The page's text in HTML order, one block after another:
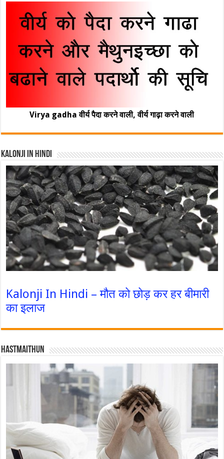
Virya gadha वीर्य पैदा करने वाली, वीर्य गाढ़ा करने वाली
Kalonji In Hindi
Kalonji In Hindi – मौत को छोड़ कर हर बीमारी
का इलाज
Hastmaithun